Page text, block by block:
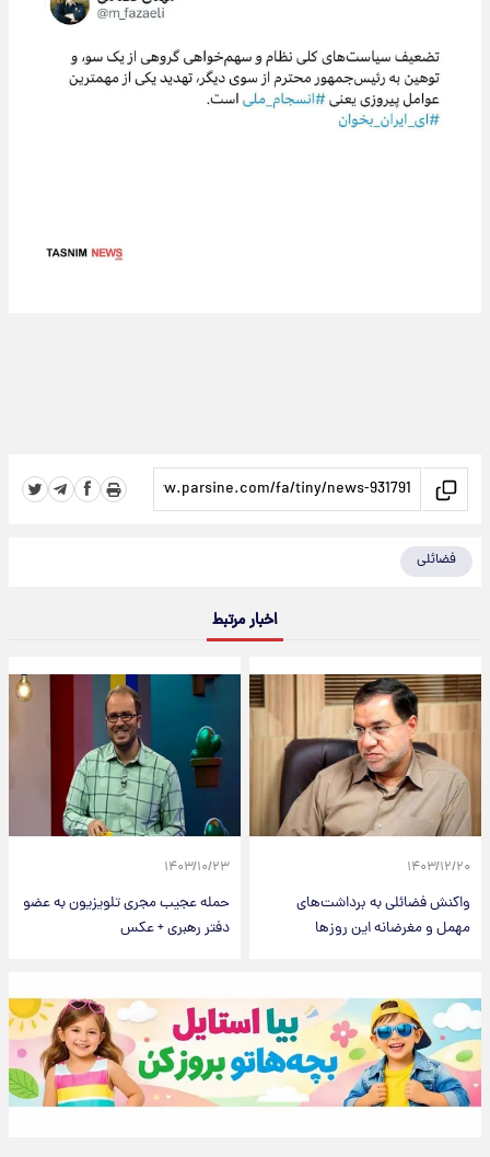
فضائلی
اخبار مرتبط
۱۴۰۳/۱۲/۲۰
واکنش فضائلی به برداشت‌های
مهمل و مغرضانه این روزها
۱۴۰۳/۱۰/۲۳
حمله عجیب مجری تلویزیون به عضو
دفتر رهبری + عکس